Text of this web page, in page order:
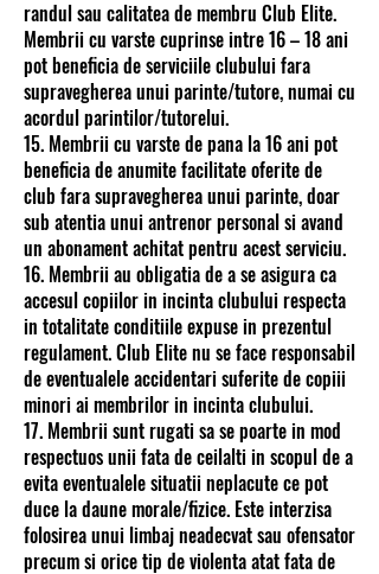
randul sau calitatea de membru Club Elite.
Membrii cu varste cuprinse intre 16 – 18 ani
pot beneficia de serviciile clubului fara
supravegherea unui parinte/tutore, numai cu
acordul parintilor/tutorelui.
15. Membrii cu varste de pana la 16 ani pot
beneficia de anumite facilitate oferite de
club fara supravegherea unui parinte, doar
sub atentia unui antrenor personal si avand
un abonament achitat pentru acest serviciu.
16. Membrii au obligatia de a se asigura ca
accesul copiilor in incinta clubului respecta
in totalitate conditiile expuse in prezentul
regulament. Club Elite nu se face responsabil
de eventualele accidentari suferite de copiii
minori ai membrilor in incinta clubului.
17. Membrii sunt rugati sa se poarte in mod
respectuos unii fata de ceilalti in scopul de a
evita eventualele situatii neplacute ce pot
duce la daune morale/fizice. Este interzisa
folosirea unui limbaj neadecvat sau ofensator
precum si orice tip de violenta atat fata de